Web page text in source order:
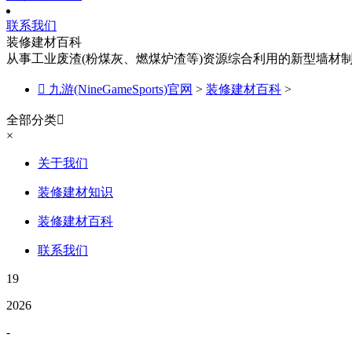
联系我们
装修建材百科
从事工业废渣(粉煤灰、燃煤炉渣等)资源综合利用的新型墙材
 九游(NineGameSports)官网 > 装修建材百科 >
全部分类
×
关于我们
装修建材知识
装修建材百科
联系我们
19
2026
-